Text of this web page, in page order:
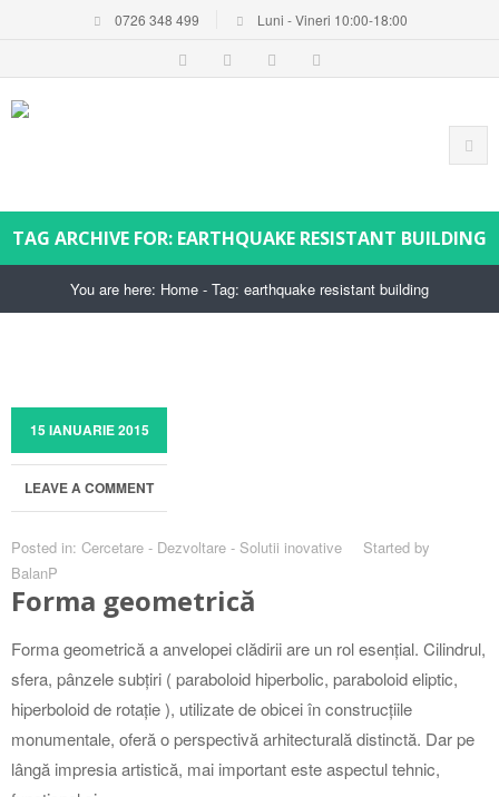
0726 348 499 Luni - Vineri 10:00-18:00
TAG ARCHIVE FOR: EARTHQUAKE RESISTANT BUILDING
You are here: Home - Tag: earthquake resistant building
15 IANUARIE 2015
LEAVE A COMMENT
Posted in: Cercetare - Dezvoltare - Solutii inovative
Started by
BalanP
Forma geometrică
Forma geometrică a anvelopei clădirii are un rol esențial. Cilindrul,
sfera, pânzele subțiri ( paraboloid hiperbolic, paraboloid eliptic,
hiperboloid de rotație ), utilizate de obicei în construcțiile
monumentale, oferă o perspectivă arhitecturală distinctă. Dar pe
lângă impresia artistică, mai important este aspectul tehnic,